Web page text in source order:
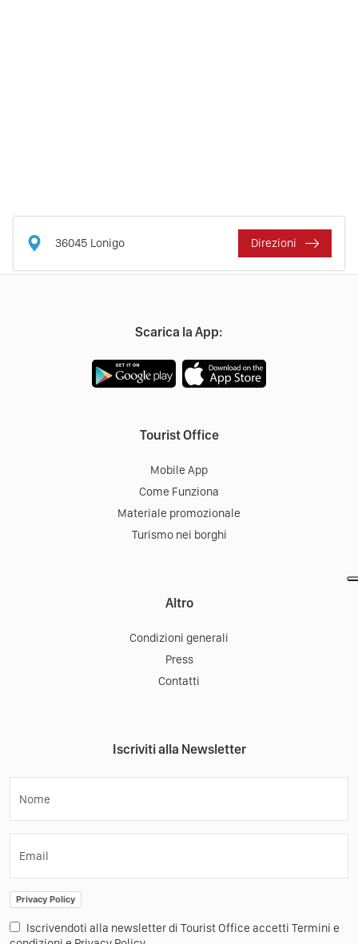
36045 Lonigo Direzioni
Scarica la App:
Tourist Office
Mobile App
Come Funziona
Materiale promozionale
Turismo nei borghi
Altro
Condizioni generali
Press
Contatti
Iscriviti alla Newsletter
Nome
Email
Privacy Policy
Iscrivendoti alla newsletter di Tourist Office accetti Termini e